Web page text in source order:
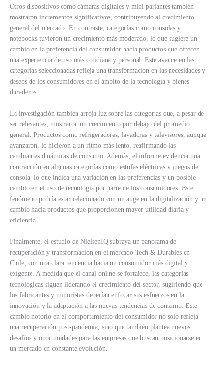
Otros dispositivos como cámaras digitales y mini parlantes también
mostraron incrementos significativos, contribuyendo al crecimiento
general del mercado. En contraste, categorías como consolas y
notebooks tuvieron un crecimiento más moderado, lo que sugiere un
cambio en la preferencia del consumidor hacia productos que ofrecen
una experiencia de uso más cotidiana y personal. Este avance en las
categorías seleccionadas refleja una transformación en las necesidades y
deseos de los consumidores en el ámbito de la tecnología y bienes
duraderos.
La investigación también arroja luz sobre las categorías que, a pesar de
ser relevantes, mostraron un crecimiento por debajo del promedio
general. Productos como refrigeradores, lavadoras y televisores, aunque
avanzaron, lo hicieron a un ritmo más lento, reafirmando las
cambiantes dinámicas de consumo. Además, el informe evidencia una
contracción en algunas categorías como estufas eléctricas y juegos de
consola, lo que indica una variación en las preferencias y un posible
cambio en el uso de tecnología por parte de los consumidores. Este
fenómeno podría estar relacionado con un auge en la digitalización y un
cambio hacia productos que proporcionen mayor utilidad diaria y
eficiencia.
Finalmente, el estudio de NielsenIQ subraya un panorama de
recuperación y transformación en el mercado Tech & Durables en
Chile, con una clara tendencia hacia un consumidor más digital y
exigente. A medida que el canal online se fortalece, las categorías
tecnológicas siguen liderando el crecimiento del sector, sugiriendo que
los fabricantes y minoristas deberían enfocar sus esfuerzos en la
innovación y la adaptación a las nuevas tendencias de consumo. Este
cambio notorio en el comportamiento del consumidor no solo refleja
una recuperación post-pandemia, sino que también plantea nuevos
desafíos y oportunidades para las empresas que buscan posicionarse en
un mercado en constante evolución.